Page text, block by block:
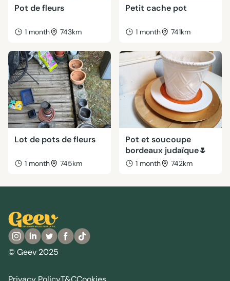
Pot de fleurs
1 month 743km
Petit cache pot
1 month 741km
Lot de pots de fleurs
1 month 745km
Pot et soucoupe
bordeaux judaïque🌷
1 month 742km
© Geev 2025